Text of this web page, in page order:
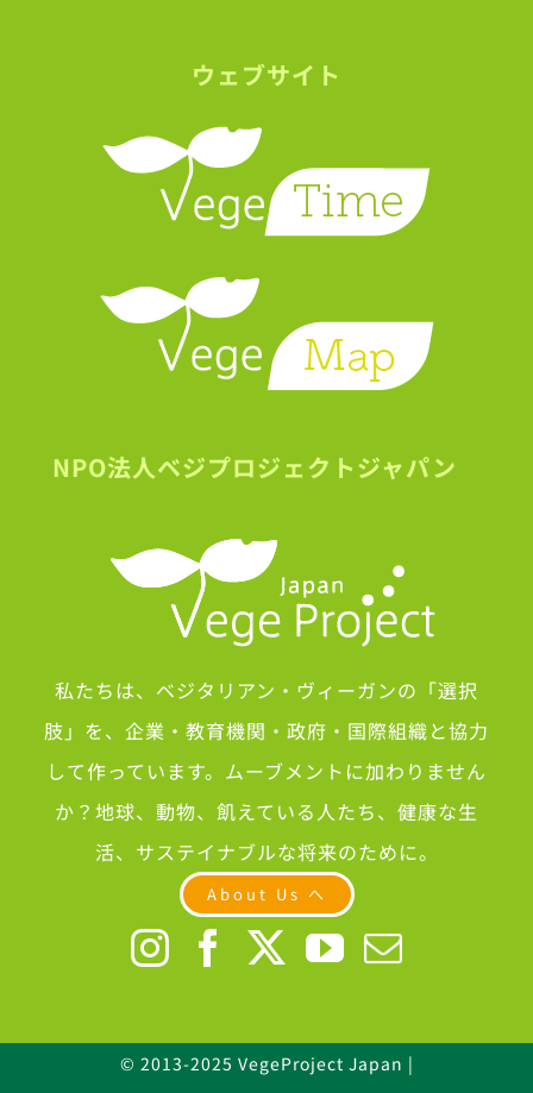
ウェブサイト
NPO法人ベジプロジェクトジャパン
私たちは、ベジタリアン・ヴィーガンの「選択
肢」を、企業・教育機関・政府・国際組織と協力
して作っています。ムーブメントに加わりません
か？地球、動物、飢えている人たち、健康な生
活、サステイナブルな将来のために。
About Us へ
© 2013-2025 VegeProject Japan |